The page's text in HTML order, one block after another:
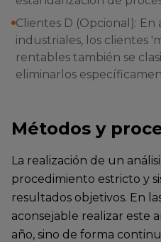
Clientes D (Opcional): En
industriales, los clientes
rentables también se
eliminarlos
Métodos y
La realización de un
procedimiento estricto y
resultados objetivos. En
aconsejable realizar este
año, sino de forma